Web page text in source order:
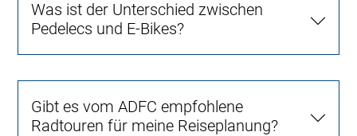
Was ist der Unterschied zwischen
Pedelecs und E-Bikes?
Gibt es vom ADFC empfohlene
Radtouren für meine Reiseplanung?